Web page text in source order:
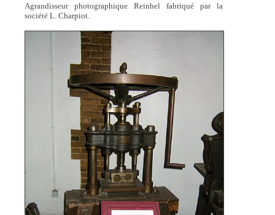
Agrandisseur photographique Reinhel fabriqué par la
société L. Charpiot.